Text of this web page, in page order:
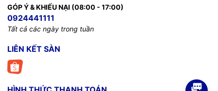
GÓP Ý & KHIẾU NẠI (08:00 - 17:00)
0924441111
Tất cả các ngày trong tuần
LIÊN KẾT SÀN